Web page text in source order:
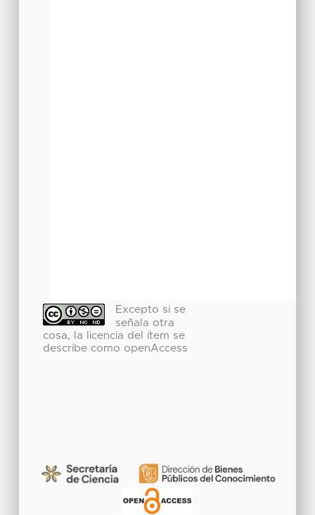
Excepto si se
señala otra
cosa, la licencia del ítem se
describe como openAccess